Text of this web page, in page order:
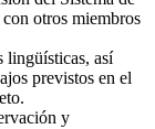
otros miembros
lingüísticas, así
previstos en el
y